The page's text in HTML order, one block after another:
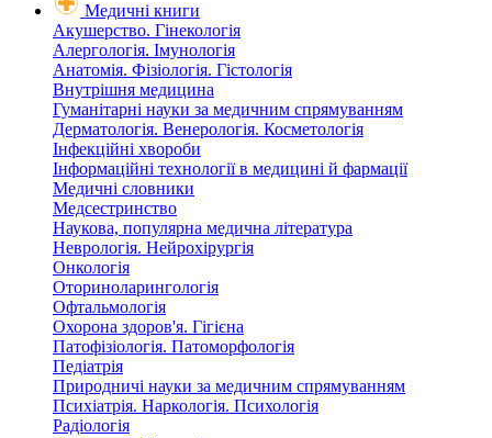
Медичні книги
Акушерство. Гінекологія
Алергологія. Імунологія
Анатомія. Фізіологія. Гістологія
Внутрішня медицина
Гуманітарні науки за медичним спрямуванням
Дерматологія. Венерологія. Косметологія
Інфекційні хвороби
Інформаційні технології в медицині й фармації
Медичні словники
Медсестринство
Наукова, популярна медична література
Неврологія. Нейрохірургія
Онкологія
Оториноларингологія
Офтальмологія
Охорона здоров'я. Гігієна
Патофізіологія. Патоморфологія
Педіатрія
Природничі науки за медичним спрямуванням
Психіатрія. Наркологія. Психологія
Радіологія